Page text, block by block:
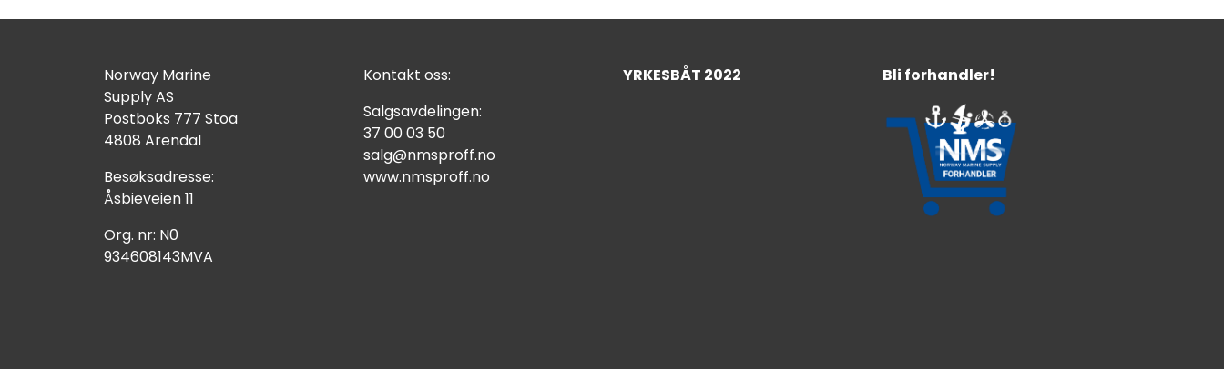
Norway Marine
Supply AS
Postboks 777 Stoa
4808 Arendal
Besøksadresse:
Åsbieveien 11
Org. nr: N0
934608143MVA
Kontakt oss:
Salgsavdelingen:
37 00 03 50
salg@nmsproff.no
www.nmsproff.no
YRKESBÅT 2022 Bli forhandler!